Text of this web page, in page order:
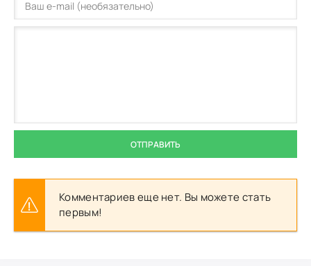
ОТПРАВИТЬ
Комментариев еще нет. Вы можете стать
первым!